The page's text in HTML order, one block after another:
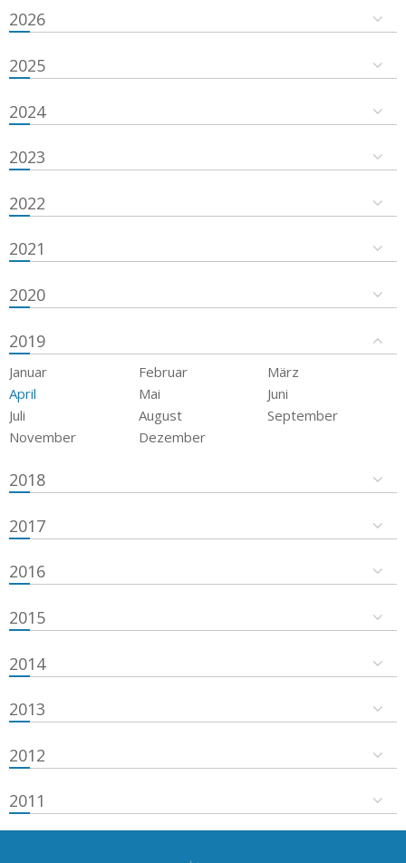
2026
2025
2024
2023
2022
2021
2020
2019
Januar Februar
März
April
Mai
Juni
Juli
August
September
November
Dezember
2018
2017
2016
2015
2014
2013
2012
2011